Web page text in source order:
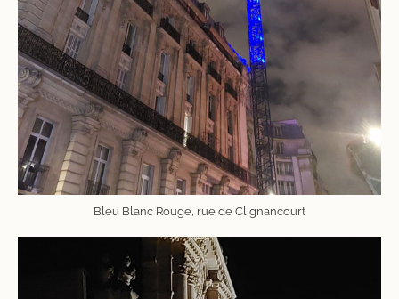
Bleu Blanc Rouge, rue de Clignancourt